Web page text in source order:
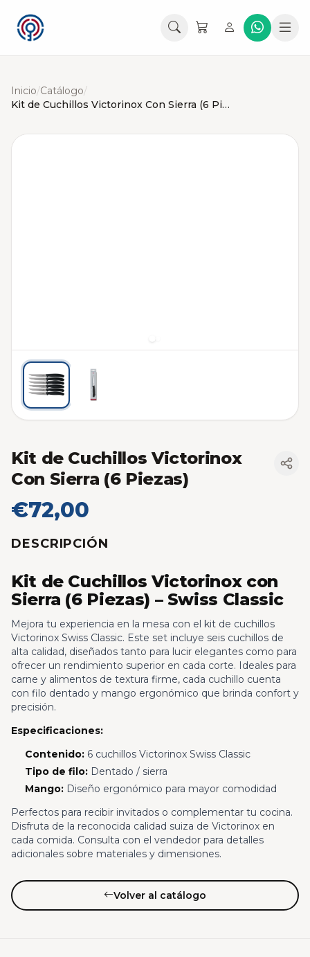
Inicio/Catálogo/
Kit de Cuchillos Victorinox Con Sierra (6 Piezas)
Kit de Cuchillos Victorinox
Con Sierra (6 Piezas)
€72,00
DESCRIPCIÓN
Kit de Cuchillos Victorinox con
Sierra (6 Piezas) – Swiss Classic
Mejora tu experiencia en la mesa con el kit de cuchillos
Victorinox Swiss Classic. Este set incluye seis cuchillos de
alta calidad, diseñados tanto para lucir elegantes como para
ofrecer un rendimiento superior en cada corte. Ideales para
carne y alimentos de textura firme, cada cuchillo cuenta
con filo dentado y mango ergonómico que brinda confort y
precisión.
Especificaciones:
Contenido:6 cuchillos Victorinox Swiss Classic
Tipo de filo:Dentado / sierra
Mango:Diseño ergonómico para mayor comodidad
Perfectos para recibir invitados o complementar tu cocina.
Disfruta de la reconocida calidad suiza de Victorinox en
cada comida. Consulta con el vendedor para detalles
adicionales sobre materiales y dimensiones.
Volver al catálogo